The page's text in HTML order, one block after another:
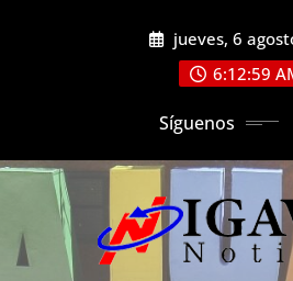
jueves, 6
6:13:01
Síguenos